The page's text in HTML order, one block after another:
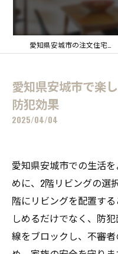
愛知県安城市で楽
防犯効果
2025/04/04
愛知県安城市での生活
めに、2階リビングの選
階にリビングを配置す
しめるだけでなく、防
線をブロックし、不審